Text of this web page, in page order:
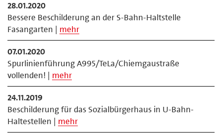
28.01.2020
Bessere Beschilderung an der S-Bahn-Haltstelle
Fasangarten | mehr
07.01.2020
Spurlinienführung A995/TeLa/Chiemgaustraße
vollenden! | mehr
24.11.2019
Beschilderung für das Sozialbürgerhaus in U-Bahn-
Haltestellen | mehr